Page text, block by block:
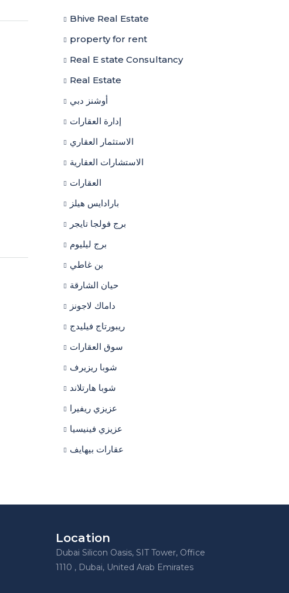
Bhive Real Estate
property for rent
Real E state Consultancy
Real Estate
أوشنز دبي
إدارة العقارات
الاستثمار العقاري
الاستشارات العقارية
العقارات
بارادايس هيلز
برج فولجا تايجر
برج ليليوم
بن غاطي
حيان الشارقة
داماك لاجونز
ريبورتاج فيليدج
سوق العقارات
شوبا ريزيرف
شوبا هارتلاند
عزيزي ريفيرا
عزيزي فينيسيا
عقارات بيهايف
Location
Dubai Silicon Oasis, SIT Tower, Office
1110 , Dubai, United Arab Emirates